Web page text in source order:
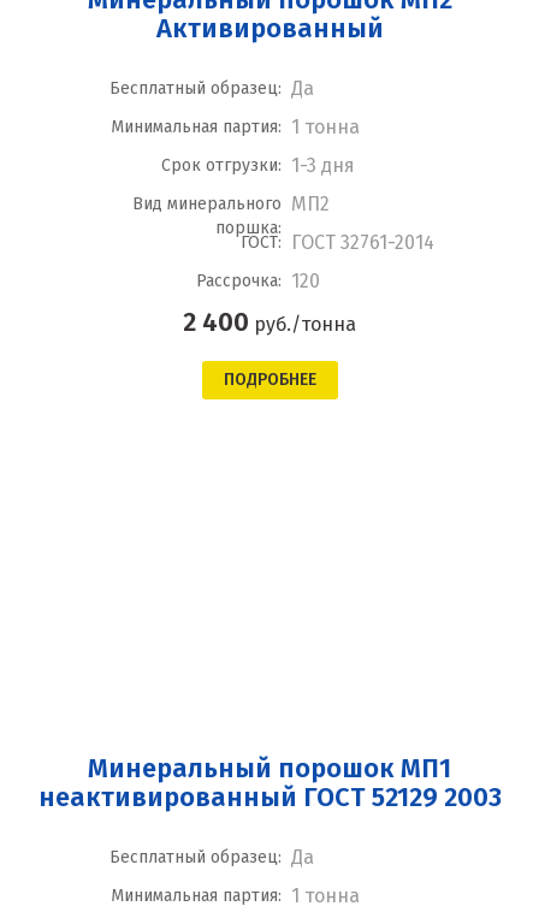
Активированный
Бесплатный образец: Да
Минимальная партия: 1 тонна
Срок отгрузки: 1-3 дня
Вид минерального
поршка:
МП2
ГОСТ: ГОСТ 32761-2014
Рассрочка: 120
2 400 руб./тонна
ПОДРОБНЕЕ
Минеральный порошок МП1
неактивированный ГОСТ 52129 2003
Бесплатный образец: Да
Минимальная партия: 1 тонна